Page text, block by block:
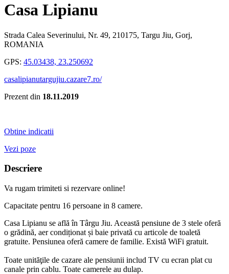
Casa Lipianu
Strada Calea Severinului, Nr. 49, 210175, Targu Jiu, Gorj,
ROMANIA
GPS: 45.03438, 23.250692
casalipianutargujiu.cazare7.ro/
Prezent din 18.11.2019
Obtine indicatii
Vezi poze
Descriere
Va rugam trimiteti si rezervare online!
Capacitate pentru 16 persoane in 8 camere.
Casa Lipianu se află în Târgu Jiu. Această pensiune de 3 stele oferă
o grădină, aer condiționat și baie privată cu articole de toaletă
gratuite. Pensiunea oferă camere de familie. Există WiFi gratuit.
Toate unităţile de cazare ale pensiunii includ TV cu ecran plat cu
canale prin cablu. Toate camerele au dulap.